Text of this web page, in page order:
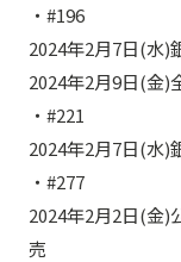
・#196
2024年2月7日(水)
2024年2月9日(金)
・#221
2024年2月7日(水)
・#277
2024年2月2日(金)
売